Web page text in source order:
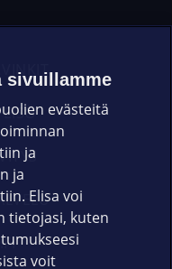
VINKIT
sivuillamme
evästeitä
ja
ja
Elisa voi
tietojasi, kuten
voit